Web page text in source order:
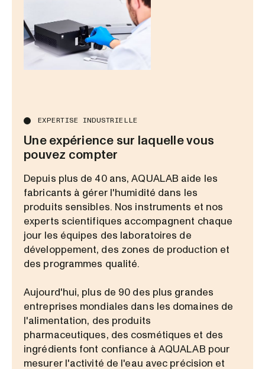
EXPERTISE INDUSTRIELLE
Une expérience sur laquelle vous
pouvez compter
Depuis plus de 40 ans, AQUALAB aide les
fabricants à gérer l'humidité dans les
produits sensibles. Nos instruments et nos
experts scientifiques accompagnent chaque
jour les équipes des laboratoires de
développement, des zones de production et
des programmes qualité.
Aujourd'hui, plus de 90 des plus grandes
entreprises mondiales dans les domaines de
l'alimentation, des produits
pharmaceutiques, des cosmétiques et des
ingrédients font confiance à AQUALAB pour
mesurer l'activité de l'eau avec précision et